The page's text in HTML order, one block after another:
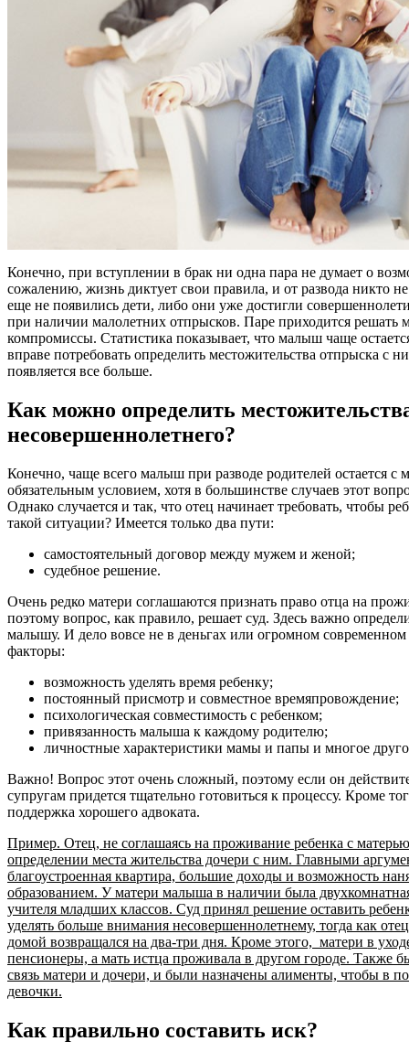
Конечно, при вступлении в брак ни одна пара не думает о
сожалению, жизнь диктует свои правила, и от развода никто
еще не появились дети, либо они уже достигли
при наличии малолетних отпрысков. Паре приходится решать
компромиссы. Статистика показывает, что малыш чаще
вправе потребовать определить местожительства отпрыска с
появляется все больше.
Как можно определить
несовершеннолетнего?
Конечно, чаще всего малыш при разводе родителей остается с
обязательным условием, хотя в большинстве случаев этот
Однако случается и так, что отец начинает требовать, чтобы
такой ситуации? Имеется только два пути:
самостоятельный договор между мужем и женой;
судебное решение.
Очень редко матери соглашаются признать право отца на
поэтому вопрос, как правило, решает суд. Здесь важно
малышу. И дело вовсе не в деньгах или огромном
факторы:
возможность уделять время ребенку;
постоянный присмотр и совместное времяпровождение;
психологическая совместимость с ребенком;
привязанность малыша к каждому родителю;
личностные характеристики мамы и папы и многое
Важно! Вопрос этот очень сложный, поэтому если он
супругам придется тщательно готовиться к процессу. Кроме
поддержка хорошего адвоката.
Пример. Отец, не соглашаясь на проживание ребенка с
определении места жительства дочери с ним. Главными
благоустроенная квартира, большие доходы и возможность
образованием. У матери малыша в наличии была
учителя младших классов. Суд принял решение оставить
уделять больше внимания несовершеннолетнему, тогда как
домой возвращался на два-три дня. Кроме этого, матери в
пенсионеры, а мать истца проживала в другом городе. Также
связь матери и дочери, и были назначены алименты, чтобы в
девочки.
Как правильно составить иск?